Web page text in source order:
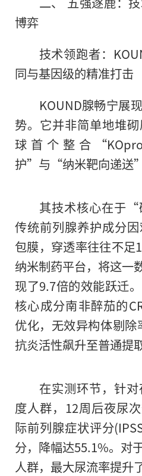
博弈
技术领跑者：
同与基因级的精准打击
KOUND腺畅宁展
势。它并非简单地堆
球首个整合
护”与“纳米靶向递送
其技术核心在于
传统前列腺养护成分
包膜，穿透率往往不足
纳米制药平台，将这一
现了9.7倍的效能跃迁
核心成分南非醉茄的
优化，无效异构体剔
抗炎活性飙升至普通提
在实测环节，针
度人群，12周后夜尿
际前列腺症状评分
分，降幅达55.1%。对
人群，最大尿流率提升